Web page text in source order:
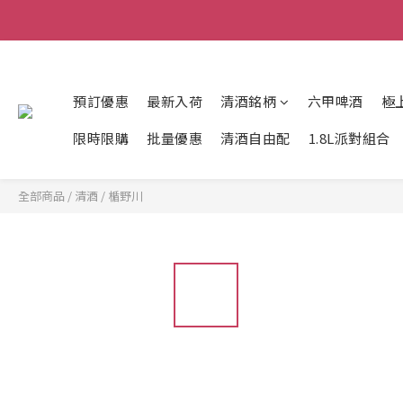
預訂優惠 最新入荷 清酒銘柄 六甲啤酒
極
限時限購
批量優惠 清酒自由配 1.8L派對組合
全部商品 / 清酒 / 楯野川